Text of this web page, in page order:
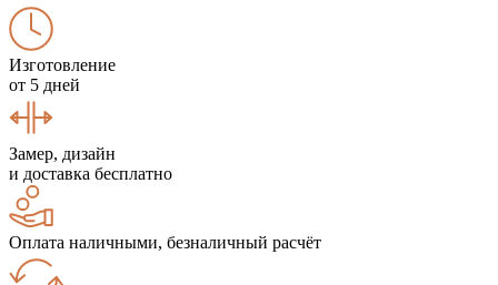
Изготовление
от 5 дней
Замер, дизайн
и доставка бесплатно
Оплата наличными, безналичный расчёт